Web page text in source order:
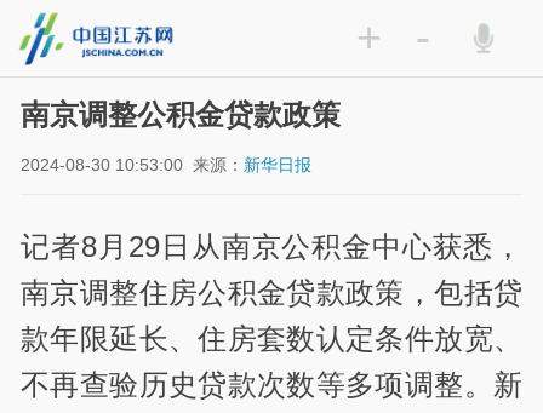
+ -
南京调整公积金贷款政策
2024-08-30 10:53:00 来源： 新华日报
记者8月29日从南京公积金中心获悉，
南京调整住房公积金贷款政策，包括贷
款年限延长、住房套数认定条件放宽、
不再查验历史贷款次数等多项调整。新